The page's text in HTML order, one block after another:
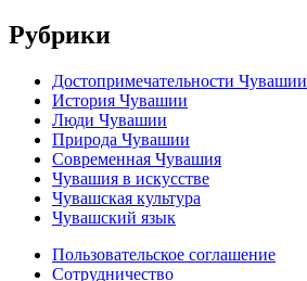
Рубрики
Достопримечательности Чувашии
История Чувашии
Люди Чувашии
Природа Чувашии
Современная Чувашия
Чувашия в искусстве
Чувашская культура
Чувашский язык
Пользовательское соглашение
Сотрудничество